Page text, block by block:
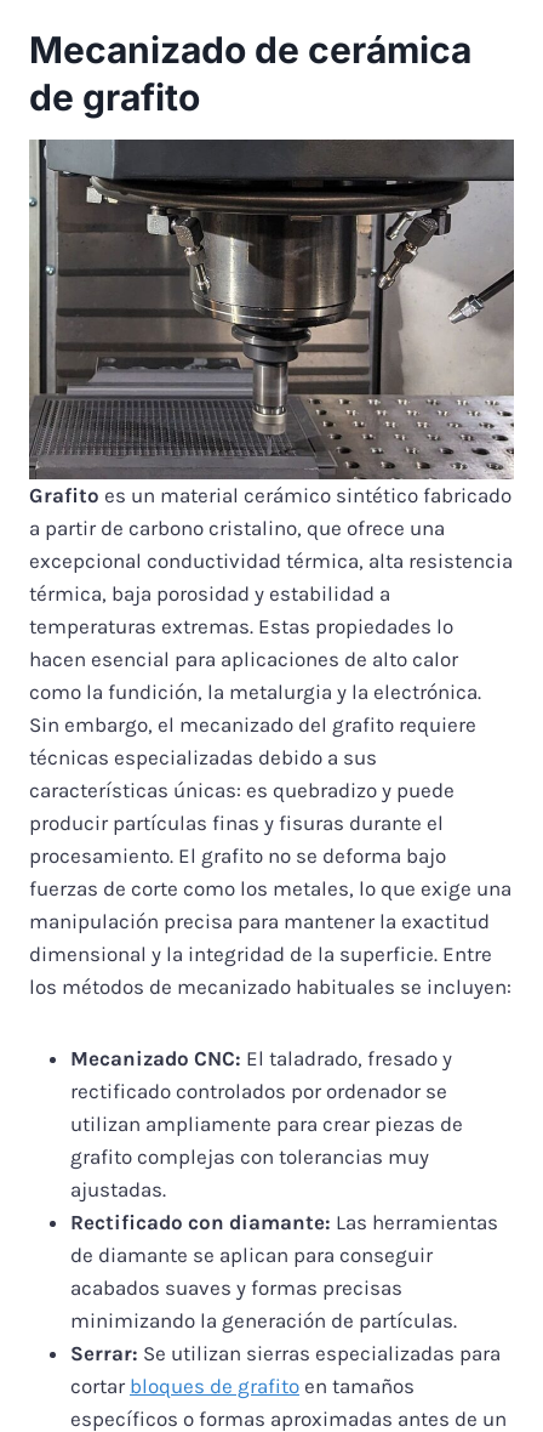
Mecanizado de cerámica
de grafito
Grafito es un material cerámico sintético fabricado
a partir de carbono cristalino, que ofrece una
excepcional conductividad térmica, alta resistencia
térmica, baja porosidad y estabilidad a
temperaturas extremas. Estas propiedades lo
hacen esencial para aplicaciones de alto calor
como la fundición, la metalurgia y la electrónica.
Sin embargo, el mecanizado del grafito requiere
técnicas especializadas debido a sus
características únicas: es quebradizo y puede
producir partículas finas y fisuras durante el
procesamiento. El grafito no se deforma bajo
fuerzas de corte como los metales, lo que exige una
manipulación precisa para mantener la exactitud
dimensional y la integridad de la superficie. Entre
los métodos de mecanizado habituales se incluyen:
Mecanizado CNC: El taladrado, fresado y
rectificado controlados por ordenador se
utilizan ampliamente para crear piezas de
grafito complejas con tolerancias muy
ajustadas.
Rectificado con diamante: Las herramientas
de diamante se aplican para conseguir
acabados suaves y formas precisas
minimizando la generación de partículas.
Serrar: Se utilizan sierras especializadas para
cortar bloques de grafito en tamaños
específicos o formas aproximadas antes de un